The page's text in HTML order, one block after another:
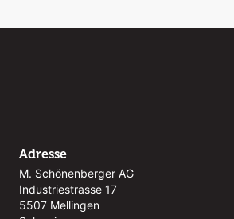
Adresse
M. Schönenberger AG
Industriestrasse 17
5507 Mellingen